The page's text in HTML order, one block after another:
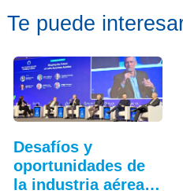
Te puede
Desafíos y
oportunidades de
la industria aérea